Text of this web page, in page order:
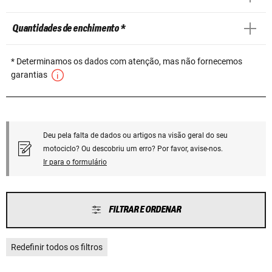
Quantidades de enchimento *
* Determinamos os dados com atenção, mas não fornecemos
garantias
Deu pela falta de dados ou artigos na visão geral do seu
motociclo? Ou descobriu um erro? Por favor, avise-nos.
Ir para o formulário
FILTRAR E ORDENAR
Redefinir todos os filtros